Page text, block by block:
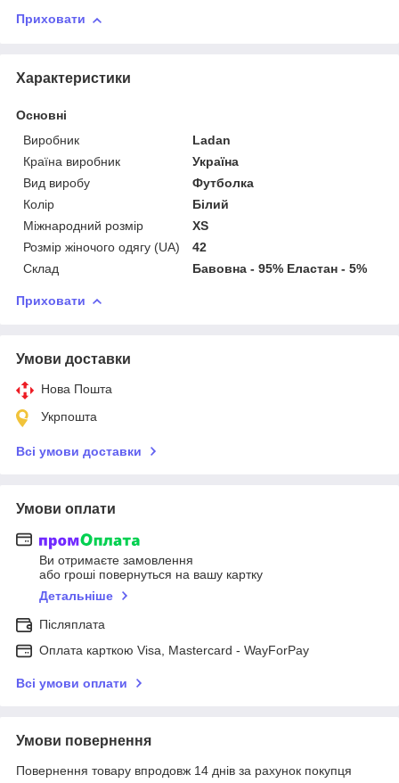
Приховати
Характеристики
Основні
Виробник
Ladan
Країна виробник
Україна
Вид виробу
Футболка
Колір
Білий
Міжнародний розмір
XS
Розмір жіночого одягу (UA)
42
Склад
Бавовна - 95% Еластан - 5%
Приховати
Умови доставки
Нова Пошта
Укрпошта
Всі умови доставки
Умови оплати
Ви отримаєте замовлення
або гроші повернуться на вашу картку
Детальніше
Післяплата
Оплата карткою Visa, Mastercard - WayForPay
Всі умови оплати
Умови повернення
Повернення товару впродовж 14 днів за рахунок покупця